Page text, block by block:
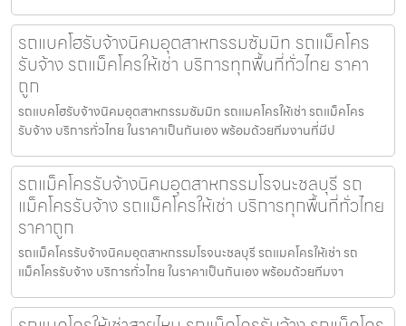
รถแบคโฮรับจ้างนิคมอุตสาหกรรมซัมมิท รถแม็คโคร
รับจ้าง รถแม็คโครให้เช่า บริการทุกพื้นที่ทั่วไทย ราคา
ถูก
รถแบคโฮรับจ้างนิคมอุตสาหกรรมซัมมิท รถแมคโครให้เช่า รถแม็คโคร
รับจ้าง บริการทั่วไทย ในราคาเป็นกันเอง พร้อมด้วยทีมงานที่มีป
รถแม็คโครรับจ้างนิคมอุตสาหกรรมโรจนะชลบุรี รถ
แม็คโครรับจ้าง รถแม็คโครให้เช่า บริการทุกพื้นที่ทั่วไทย
ราคาถูก
รถแม็คโครรับจ้างนิคมอุตสาหกรรมโรจนะชลบุรี รถแมคโครให้เช่า รถ
แม็คโครรับจ้าง บริการทั่วไทย ในราคาเป็นกันเอง พร้อมด้วยทีมงา